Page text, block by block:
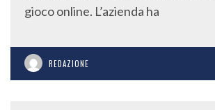
gioco online. L’azienda ha
REDAZIONE